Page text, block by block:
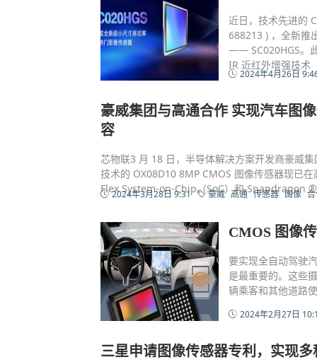
近日，技术先进的
688213 ) ，全新推
—— SC020HGS。
IR 近红外增强技术
2024年4月26日
豪威集团与高通合作 实现汽车图
容
芯物联3 月 18 日，半导体解决方案开发商豪威
技术的 OX08D10 8MP CMOS 图像传感器现
Flex System-on-Chip（SoC）和 Snapdragon
2024年3月28日 9:31 豪威 高通 传感器 图像
CMOS 图像
要实现全自动驾驶
是最重要的。这些
辆乘客和其他道路
2024年2月27日
三星申请图像传感器专利，实现